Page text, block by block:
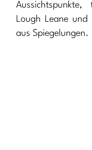
Lough Leane und
aus Spiegelungen.